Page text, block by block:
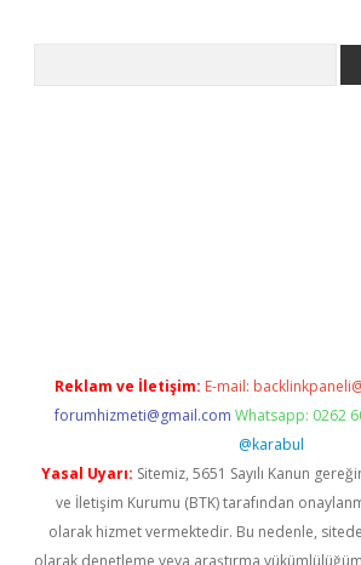
Reklam ve İletişim: E-mail:
forumhizmeti@gmail.com Whatsapp: 0262
@karabul
Yasal Uyarı: Sitemiz, 5651 Sayılı Kanun
ve İletişim Kurumu (BTK) tarafından
olarak hizmet vermektedir. Bu nedenle,
olarak denetleme veya araştırma